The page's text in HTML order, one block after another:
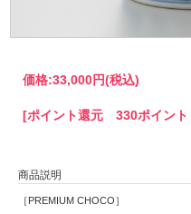
価格:33,000円(税込)
[ポイント還元 330ポイント
商品説明
［PREMIUM CHOCO］